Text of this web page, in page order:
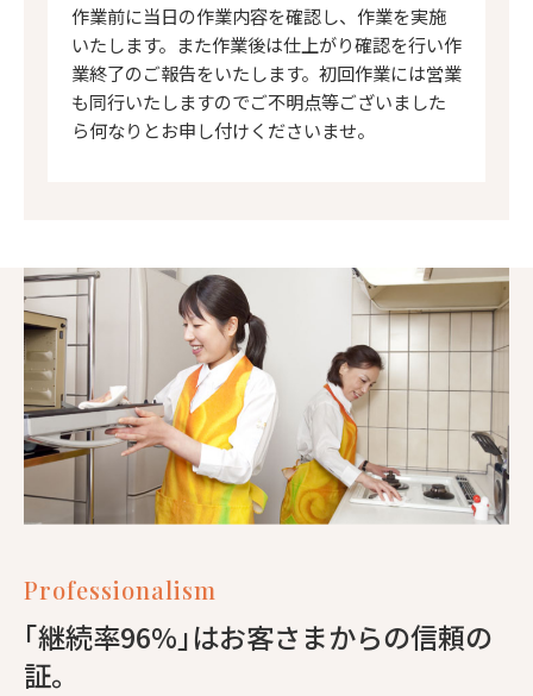
作業前に当日の作業内容を確認し、作業を実施
いたします。また作業後は仕上がり確認を行い作
業終了のご報告をいたします。初回作業には営業
も同行いたしますのでご不明点等ございました
ら何なりとお申し付けくださいませ。
Professionalism
｢継続率96%｣はお客さまからの信頼の
証。